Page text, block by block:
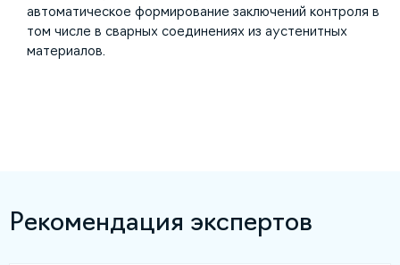
автоматическое формирование заключений контроля в
том числе в сварных соединениях из аустенитных
материалов.
Рекомендация экспертов